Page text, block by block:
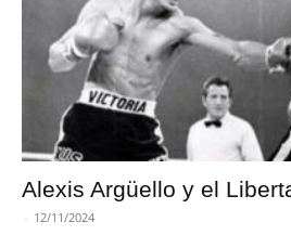
Alexis Argüello y el
- 12/11/2024